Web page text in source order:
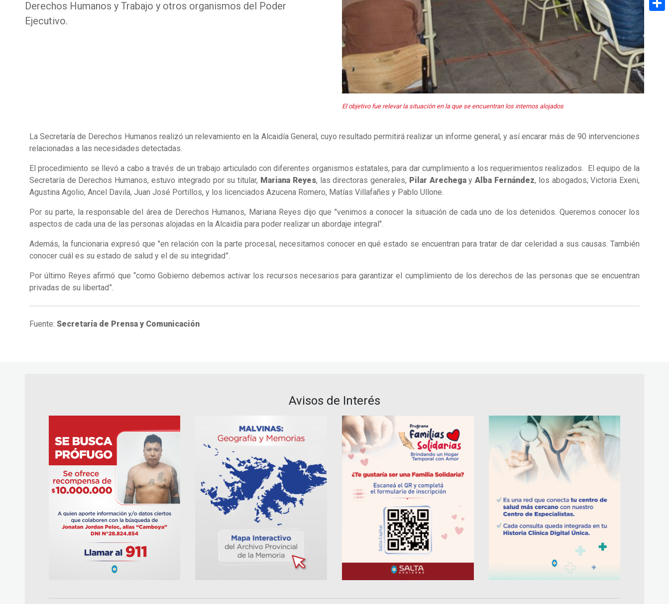
Derechos Humanos y Trabajo y otros organismos del Poder
Ejecutivo.
El objetivo fue relevar la situación en la que se encuentran los internos alojados
La Secretaría de Derechos Humanos realizó un relevamiento en la Alcaidía General, cuyo resultado permitirá realizar un informe general, y así encarar más de 90 intervenciones
relacionadas a las necesidades detectadas.
El procedimiento se llevó a cabo a través de un trabajo articulado con diferentes organismos estatales, para dar cumplimiento a los requerimientos realizados. El equipo de la
Secretaría de Derechos Humanos, estuvo integrado por su titular, Mariana Reyes, las directoras generales, Pilar ArechegayAlba Fernández, los abogados; Victoria Exeni,
Agustina Agolio, Ancel Davila, Juan José Portillos, y los licenciados Azucena Romero, Matías Villafañes y Pablo Ullone.
Por su parte, la responsable del área de Derechos Humanos, Mariana Reyes dijo que "venimos a conocer la situación de cada uno de los detenidos. Queremos conocer los
aspectos de cada una de las personas alojadas en la Alcaidía para poder realizar un abordaje integral".
Además, la funcionaria expresó que "en relación con la parte procesal, necesitamos conocer en qué estado se encuentran para tratar de dar celeridad a sus causas. También
conocer cuál es su estado de salud y el de su integridad”.
Por último Reyes afirmó que “como Gobierno debemos activar los recursos necesarios para garantizar el cumplimiento de los derechos de las personas que se encuentran
privadas de su libertad”.
Fuente: Secretaría de Prensa y Comunicación
Avisos de Interés